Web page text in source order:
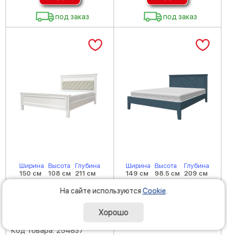
под заказ под заказ
Ширина
150 см
Высота
108 см
Глубина
211 см
Кровать ГРАЦИЯ
(комплект) 1400х2000,
Код товара: 254837
Ширина
149 см
Высота
98.5 см
Глубина
209 см
Кровать ГРАЦИЯ-2
(комплект) 1400х2000,
кровать двойная
На сайте используются Cookie
Хорошо